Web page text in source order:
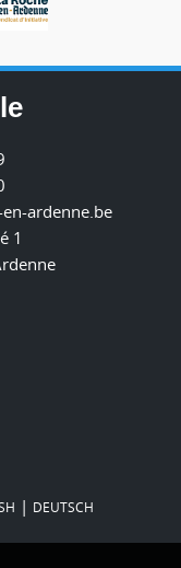
ardenne.be
1
| DEUTSCH